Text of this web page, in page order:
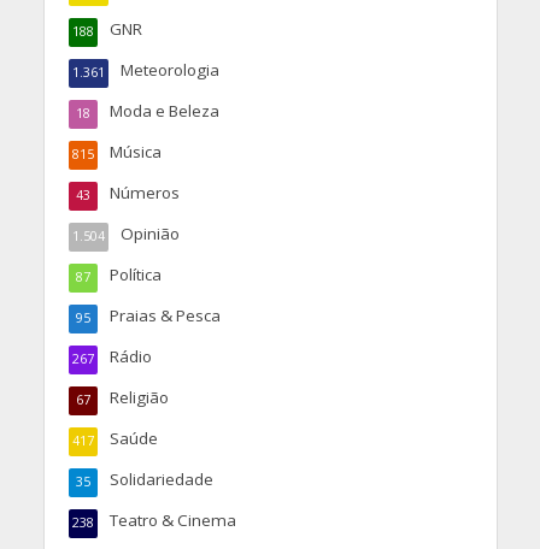
GNR
188
Meteorologia
1.361
Moda e Beleza
18
Música
815
Números
43
Opinião
1.504
Política
87
Praias & Pesca
95
Rádio
267
Religião
67
Saúde
417
Solidariedade
35
Teatro & Cinema
238